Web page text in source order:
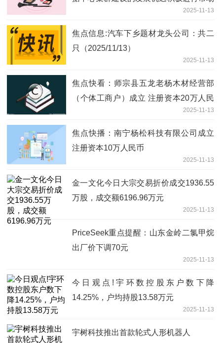
2025-11-13
焦点信息:汽车下乡题材龙头公司：共二
只（2025/11/13）
2025-11-13
焦点快看：师宗县五龙老杨木材经营部
（个体工商户）成立 注册资本20万人民
2025-11-13
焦点快播：南宁杨松科技有限公司成立
注册资本10万人民币
2025-11-13
金一文化今日大宗交易折价成交1936.55
万股，成交额6196.96万元
2025-11-13
PriceSeek重点提醒：山东金岭二氯甲烷
出厂价下调70元
2025-11-13
今日观点!宇环数控股东户数下降
14.25%，户均持股13.58万元
2025-11-13
宇树科技推出首款轮式人形机器人